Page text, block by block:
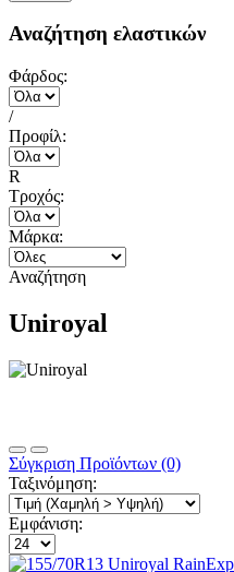
Αναζήτηση ελαστικών
Φάρδος:
/
Προφίλ:
R
Τροχός:
Μάρκα:
Αναζήτηση
Uniroyal
Σύγκριση Προϊόντων (0)
Ταξινόμηση:
Εμφάνιση: